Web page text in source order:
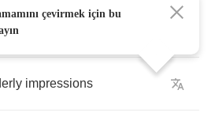
impressions
çevirmek için bu